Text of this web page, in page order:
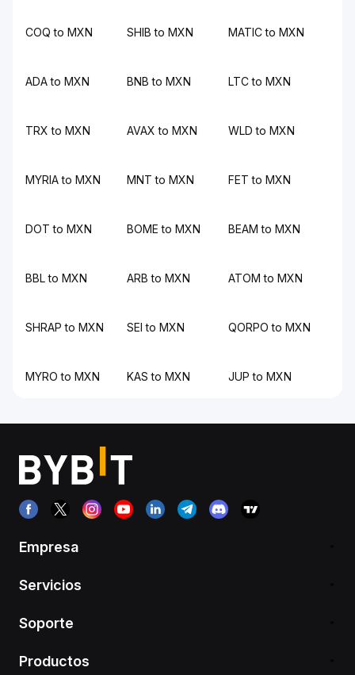
COQ to MXN SHIB to MXN MATIC to MXN
ADA to MXN BNB to MXN LTC to MXN
TRX to MXN AVAX to MXN WLD to MXN
MYRIA to MXN MNT to MXN FET to MXN
DOT to MXN BOME to MXN BEAM to MXN
BBL to MXN ARB to MXN ATOM to MXN
SHRAP to MXN SEI to MXN QORPO to MXN
MYRO to MXN KAS to MXN JUP to MXN
Empresa
Servicios
Soporte
Productos